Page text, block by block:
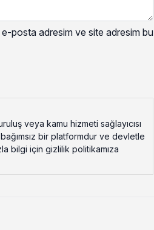
e-posta adresim ve site adresim bu
veya kamu hizmeti sağlayıcısı
bir platformdur ve devletle
bilgi için gizlilik politikamıza